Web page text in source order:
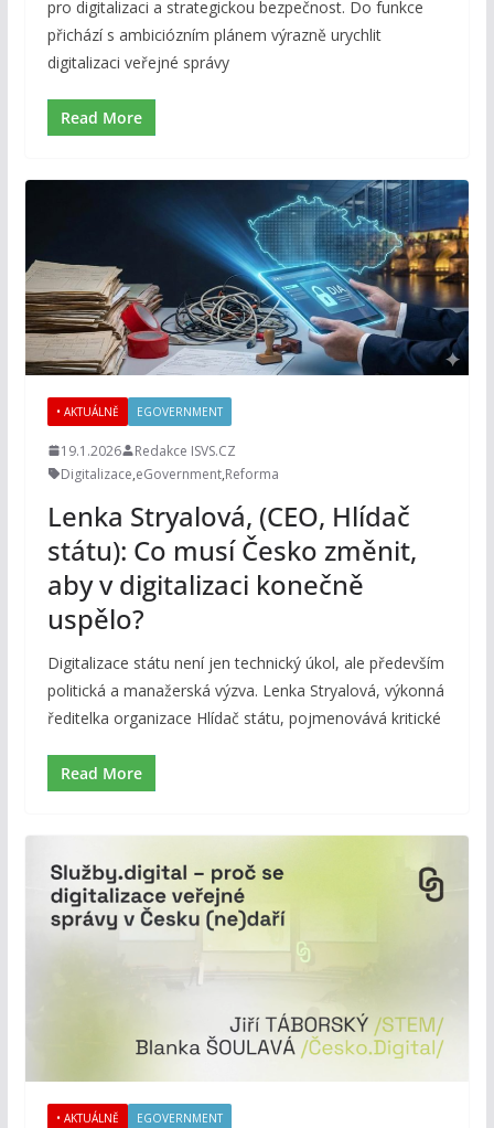
pro digitalizaci a strategickou bezpečnost. Do funkce
přichází s ambiciózním plánem výrazně urychlit
digitalizaci veřejné správy
Read More
• AKTUÁLNĚ EGOVERNMENT
19.1.2026
Redakce ISVS.CZ
Digitalizace,eGovernment,Reforma
Lenka Stryalová, (CEO, Hlídač
státu): Co musí Česko změnit,
aby v digitalizaci konečně
uspělo?
Digitalizace státu není jen technický úkol, ale především
politická a manažerská výzva. Lenka Stryalová, výkonná
ředitelka organizace Hlídač státu, pojmenovává kritické
Read More
• AKTUÁLNĚ EGOVERNMENT